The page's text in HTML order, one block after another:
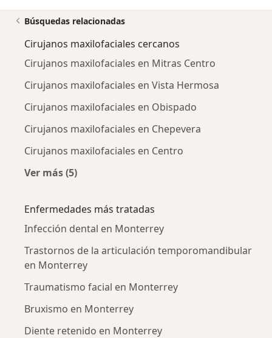
Búsquedas relacionadas
Cirujanos maxilofaciales cercanos
Cirujanos maxilofaciales en Mitras Centro
Cirujanos maxilofaciales en Vista Hermosa
Cirujanos maxilofaciales en Obispado
Cirujanos maxilofaciales en Chepevera
Cirujanos maxilofaciales en Centro
Ver más (5)
Enfermedades más tratadas
Infección dental en Monterrey
Trastornos de la articulación temporomandibular
en Monterrey
Traumatismo facial en Monterrey
Bruxismo en Monterrey
Diente retenido en Monterrey